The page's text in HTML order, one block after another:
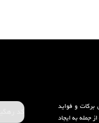
دارای برکات و فواید
جمله به ایجاد